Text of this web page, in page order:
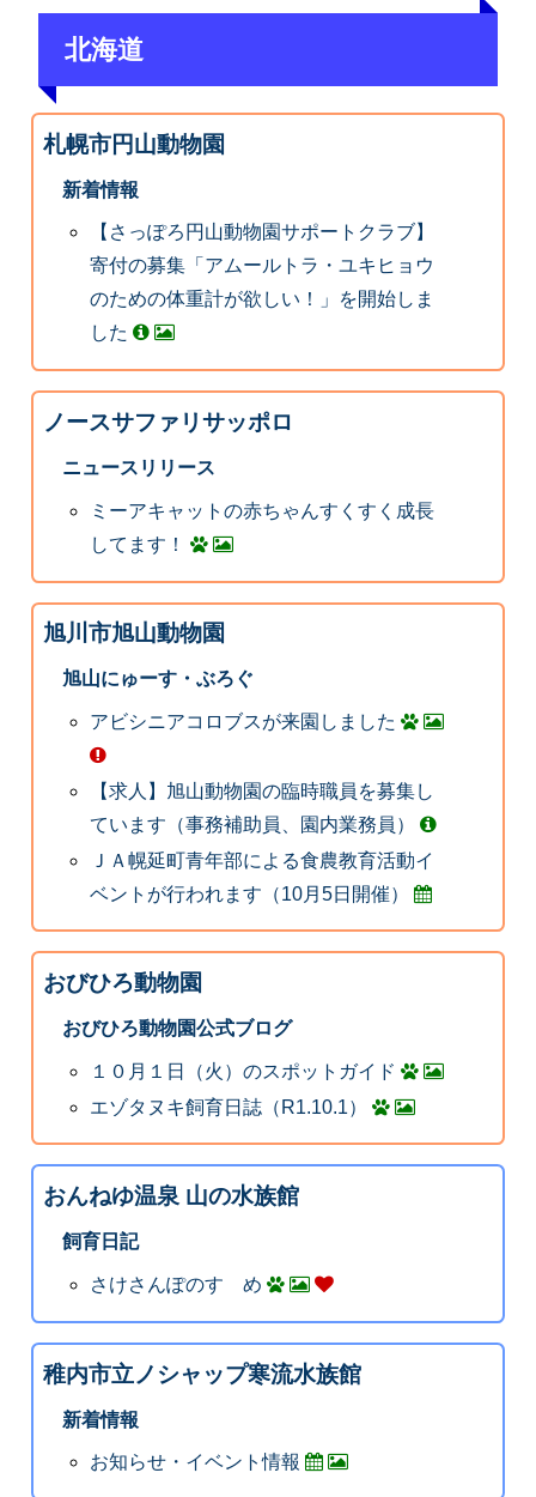
北海道
札幌市円山動物園
新着情報
【さっぽろ円山動物園サポートクラブ】
寄付の募集「アムールトラ・ユキヒョウ
のための体重計が欲しい！」を開始しま
した
ノースサファリサッポロ
ニュースリリース
ミーアキャットの赤ちゃんすくすく成長
してます！
旭川市旭山動物園
旭山にゅーす・ぶろぐ
アビシニアコロブスが来園しました
【求人】旭山動物園の臨時職員を募集し
ています（事務補助員、園内業務員）
ＪＡ幌延町青年部による食農教育活動イ
ベントが行われます（10月5日開催）
おびひろ動物園
おびひろ動物園公式ブログ
１０月１日（火）のスポットガイド
エゾタヌキ飼育日誌（R1.10.1）
おんねゆ温泉 山の水族館
飼育日記
さけさんぽのすゝめ
稚内市立ノシャップ寒流水族館
新着情報
お知らせ・イベント情報